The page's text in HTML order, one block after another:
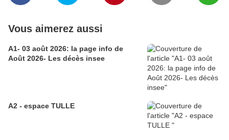
Vous aimerez aussi
A1- 03 août 2026: la page info de
Août 2026- Les décès insee
A2 - espace TULLE